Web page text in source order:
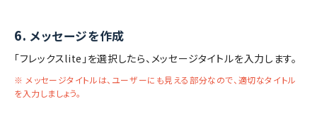
6. メッセージを作成
「フレックスlite」を選択したら、メッセージタイトルを入力します。
※ メッセージタイトルは、ユーザーにも見える部分なので、適切なタイトル
を入力しましょう。